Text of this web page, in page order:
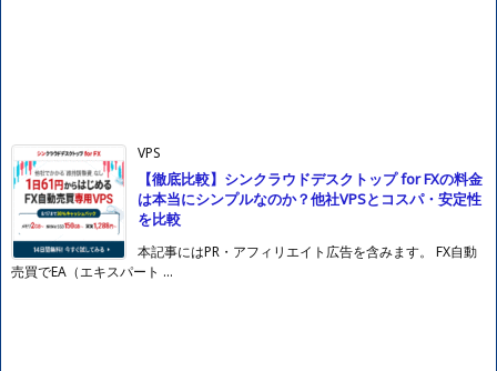
VPS
【徹底比較】シンクラウドデスクトップ for FXの料金
は本当にシンプルなのか？他社VPSとコスパ・安定性
を比較
本記事にはPR・アフィリエイト広告を含みます。 FX自動
売買でEA（エキスパート ...